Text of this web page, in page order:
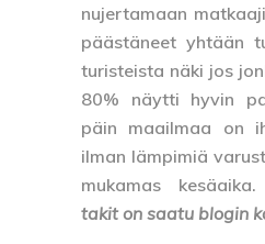
nujertamaan
päästäneet yhtään
turisteista näki jos
80% näytti hyvin
päin maailmaa on
ilman lämpimiä
mukamas kesäaika.
takit on saatu blogin